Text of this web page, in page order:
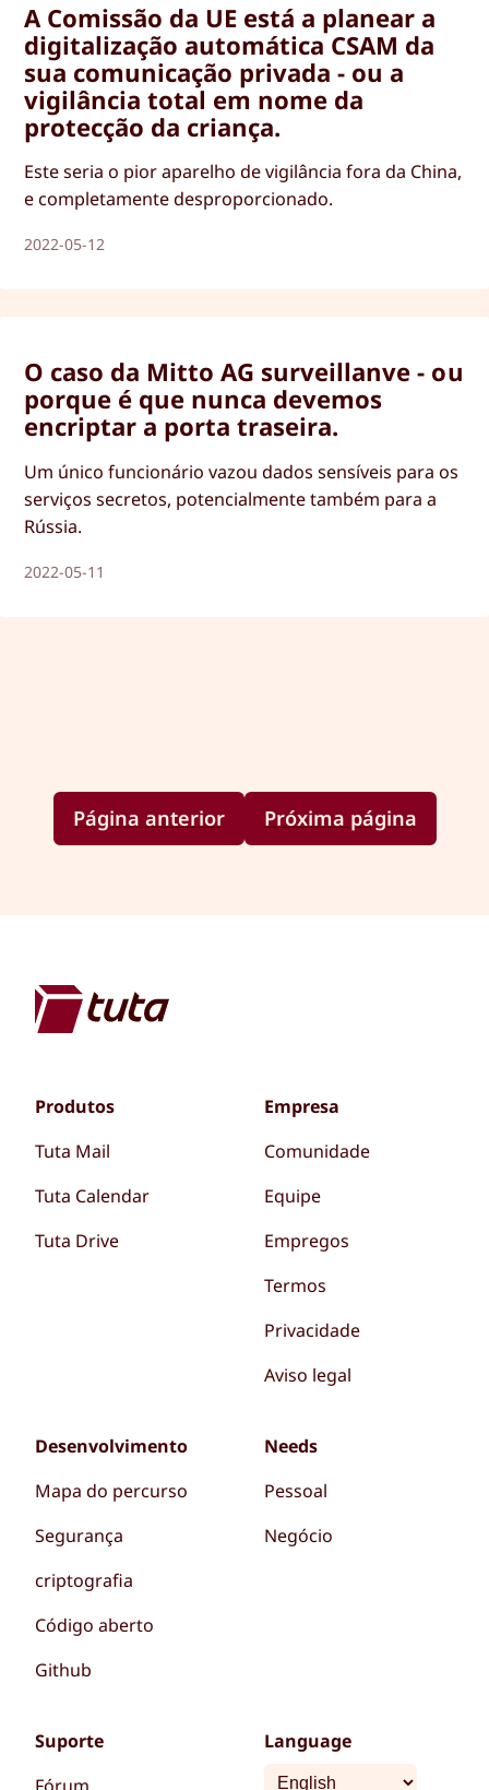
A Comissão da UE está a planear a
digitalização automática CSAM da
sua comunicação privada - ou a
vigilância total em nome da
protecção da criança.
Este seria o pior aparelho de vigilância fora da China,
e completamente desproporcionado.
2022-05-12
O caso da Mitto AG surveillanve - ou
porque é que nunca devemos
encriptar a porta traseira.
Um único funcionário vazou dados sensíveis para os
serviços secretos, potencialmente também para a
Rússia.
2022-05-11
Página anterior Próxima página
Produtos
Tuta Mail
Tuta Calendar
Tuta Drive
Empresa
Comunidade
Equipe
Empregos
Termos
Privacidade
Aviso legal
Desenvolvimento
Mapa do percurso
Segurança
criptografia
Código aberto
Github
Needs
Pessoal
Negócio
Suporte
Language